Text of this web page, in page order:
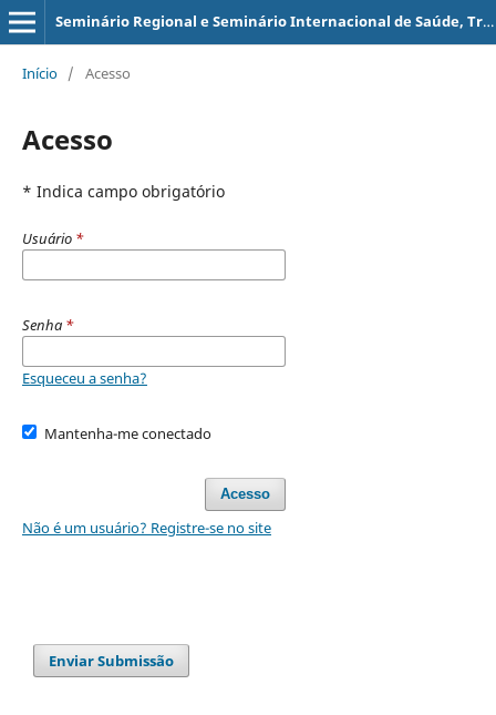
Seminário Regional e Seminário Internacional de Saúde, Trabalho e Educação
Início / Acesso
Acesso
* Indica campo obrigatório
Usuário *
Senha *
Esqueceu a senha?
Mantenha-me conectado
Acesso
Não é um usuário? Registre-se no site
Enviar Submissão